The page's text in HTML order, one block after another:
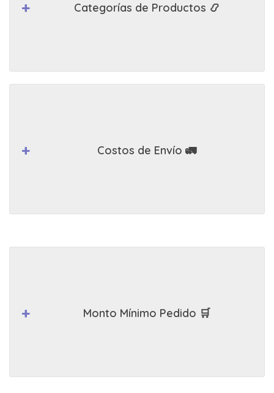
Categorías de Productos 📿
Costos de Envío 🚛
Monto Mínimo Pedido 🛒